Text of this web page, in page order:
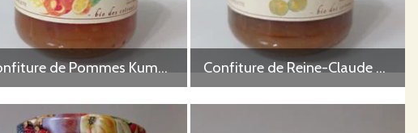
Confiture de Pommes Kumquat Orange et Citron 230 g Confiture de Reine-Claude 230 g